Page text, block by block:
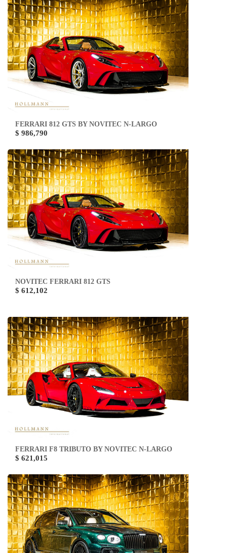
FERRARI 812 GTS BY NOVITEC N-LARGO
$ 986,790
NOVITEC FERRARI 812 GTS
$ 612,102
FERRARI F8 TRIBUTO BY NOVITEC N-LARGO
$ 621,015